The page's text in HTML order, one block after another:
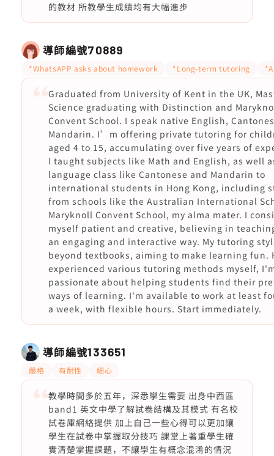
的教材 所教學生成績均有大幅進步
導師編號70889
*WhatsAPP asks about homework *Long-term tutoring
Graduated from University of Kent in the UK,
Science graduating with Distinction and
Convent School. I speak native English,
Mandarin. I’m offering private tutoring for
aged 4 to 15, accumulating over five years of
I taught subjects like Math and English, as well
language class like Cantonese and Mandarin to
international students in Hong Kong, including
from schools like the Australian International
Maryknoll Convent School, my alma mater. I
myself patient and creative, believing in
an engaging and interactive way. My tutoring
beyond textbooks, aiming to make learning fun.
experienced various tutoring methods myself,
passionate about helping students find their
ways of learning. I'm available to work at least
a week, with flexible hours. Start immediately.
導師編號133651
嚴格 有耐性 細心
教學時間多於五年，深悉學生需要 出身中西區
band1 英文中學了解試卷結構及其模式 有名校
試卷庫網絡提供 加上自己一些心得可以更加讓
學生在試卷中掌握取分技巧 課堂上著重學生確
實清楚掌握課題，不讓學生有概念混淆的情況